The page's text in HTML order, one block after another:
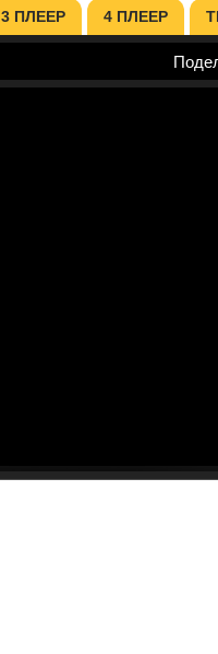
3 ПЛЕЕР 4 ПЛЕЕР